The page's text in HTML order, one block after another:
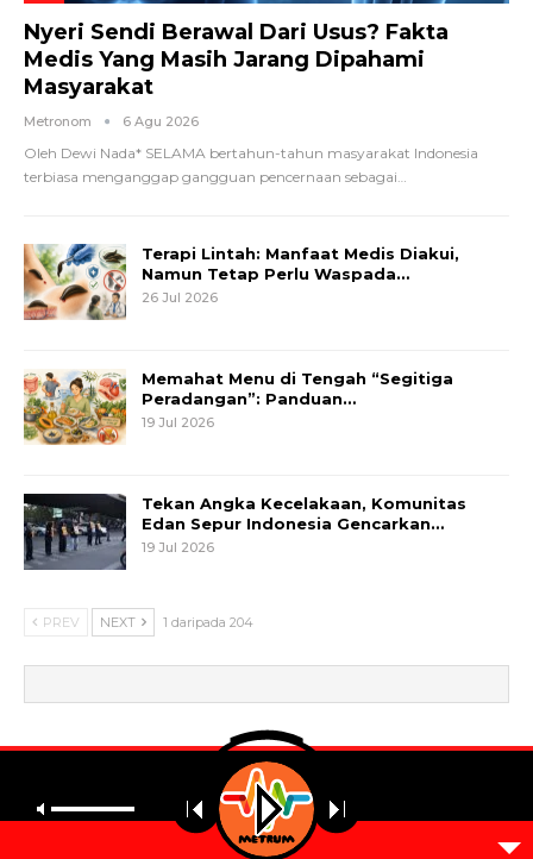
Nyeri Sendi Berawal Dari Usus? Fakta
Medis Yang Masih Jarang Dipahami
Masyarakat
Metronom 6 Agu 2026
Oleh Dewi Nada* SELAMA bertahun-tahun masyarakat Indonesia
terbiasa menganggap gangguan pencernaan sebagai…
Terapi Lintah: Manfaat Medis Diakui,
Namun Tetap Perlu Waspada…
26 Jul 2026
Memahat Menu di Tengah “Segitiga
Peradangan”: Panduan…
19 Jul 2026
Tekan Angka Kecelakaan, Komunitas
Edan Sepur Indonesia Gencarkan…
19 Jul 2026
PREV NEXT 1 daripada 204
© 2026 - Metrum. All Rights Reserved.